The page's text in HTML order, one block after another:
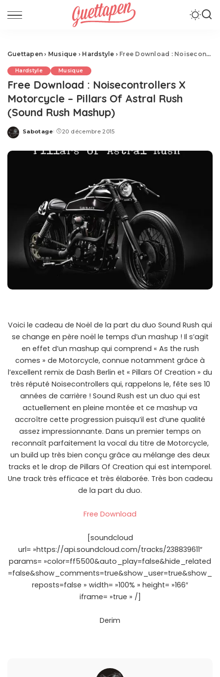
Guettapen › Musique › Hardstyle › Free Download : Noisecontrollers X Motorcycle – Pillars Of Astral Rush (Sound Rush Mashup)
Hardstyle Musique
Free Download : Noisecontrollers X
Motorcycle – Pillars Of Astral Rush
(Sound Rush Mashup)
Posted
Sabotage 20 décembre 2015
Voici le cadeau de Noël de la part du duo Sound Rush qui
se change en père noël le temps d’un mashup ! Il s’agit
en effet d’un mashup qui comprend « As the rush
comes » de Motorcycle, connue notamment grâce à
l’excellent remix de Dash Berlin et « Pillars Of Creation » du
très réputé Noisecontrollers qui, rappelons le, fête ses 10
années de carrière ! Sound Rush est un duo qui est
actuellement en pleine montée et ce mashup va
accroître cette progression puisqu’il est d’une qualité
assez impressionnante. Dans un premier temps on
reconnaît parfaitement la vocal du titre de Motorcycle,
un build up très bien conçu grâce au mélange des deux
tracks et le drop de Pillars Of Creation qui est intemporel.
Une track très efficace et très élaborée. Très bon cadeau
de la part du duo.
Free Download
[soundcloud
url= »https://api.soundcloud.com/tracks/238839611″
params= »color=ff5500&auto_play=false&hide_related
=false&show_comments=true&show_user=true&show_
reposts=false » width= »100% » height= »166″
iframe= »true » /]
Derim